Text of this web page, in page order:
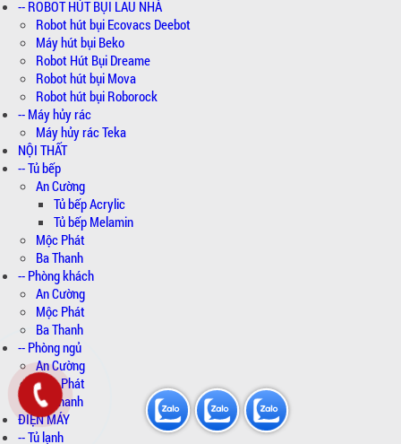
-- ROBOT HÚT BỤI LAU NHÀ
Robot hút bụi Ecovacs Deebot
Máy hút bụi Beko
Robot Hút Bụi Dreame
Robot hút bụi Mova
Robot hút bụi Roborock
-- Máy hủy rác
Máy hủy rác Teka
NỘI THẤT
-- Tủ bếp
An Cường
Tủ bếp Acrylic
Tủ bếp Melamin
Mộc Phát
Ba Thanh
-- Phòng khách
An Cường
Mộc Phát
Ba Thanh
-- Phòng ngủ
An Cường
Mộc Phát
Ba Thanh
ĐIỆN MÁY
-- Tủ lạnh